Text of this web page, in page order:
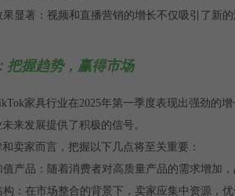
果显著：视频和直播营销的增长不仅吸引了新
把握趋势，赢得市场
家具行业在2025年第一季度表现出强劲的
来发展提供了积极的信号。
卖家而言，把握以下几点将至关重要：
值产品：随着消费者对高质量产品的需求增加
构：在市场整合的背景下，卖家应集中资源，